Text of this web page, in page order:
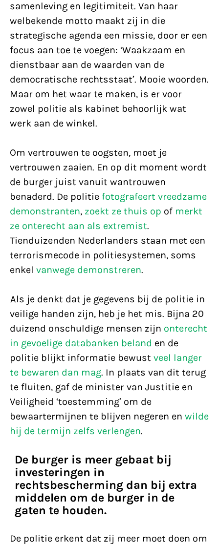
samenleving en legitimiteit. Van haar
welbekende motto maakt zij in die
strategische agenda een missie, door er een
focus aan toe te voegen: ‘Waakzaam en
dienstbaar aan de waarden van de
democratische rechtsstaat’. Mooie woorden.
Maar om het waar te maken, is er voor
zowel politie als kabinet behoorlijk wat
werk aan de winkel.
Om vertrouwen te oogsten, moet je
vertrouwen zaaien. En op dit moment wordt
de burger juist vanuit wantrouwen
benaderd. De politie fotografeert vreedzame
demonstranten, zoekt ze thuis op of merkt
ze onterecht aan als extremist.
Tienduizenden Nederlanders staan met een
terrorismecode in politiesystemen, soms
enkel vanwege demonstreren.
Als je denkt dat je gegevens bij de politie in
veilige handen zijn, heb je het mis. Bijna 20
duizend onschuldige mensen zijn onterecht
in gevoelige databanken beland en de
politie blijkt informatie bewust veel langer
te bewaren dan mag. In plaats van dit terug
te fluiten, gaf de minister van Justitie en
Veiligheid ‘toestemming’ om de
bewaartermijnen te blijven negeren en wilde
hij de termijn zelfs verlengen.
De burger is meer gebaat bij
investeringen in
rechtsbescherming dan bij extra
middelen om de burger in de
gaten te houden.
De politie erkent dat zij meer moet doen om